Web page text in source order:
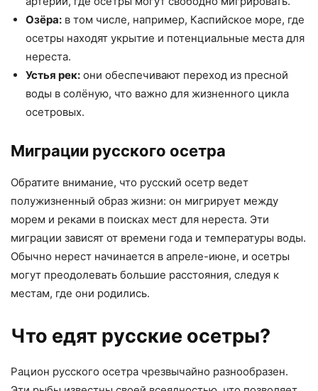
Озёра: в том числе, например, Каспийское море, где
осетры находят укрытие и потенциальные места для
нереста.
Устья рек: они обеспечивают переход из пресной
воды в солёную, что важно для жизненного цикла
осетровых.
Миграции русского осетра
Обратите внимание, что русский осетр ведет
полужизненный образ жизни: он мигрирует между
морем и реками в поисках мест для нереста. Эти
миграции зависят от времени года и температуры воды.
Обычно нерест начинается в апреле-июне, и осетры
могут преодолевать большие расстояния, следуя к
местам, где они родились.
Что едят русские осетры?
Рацион русского осетра чрезвычайно разнообразен.